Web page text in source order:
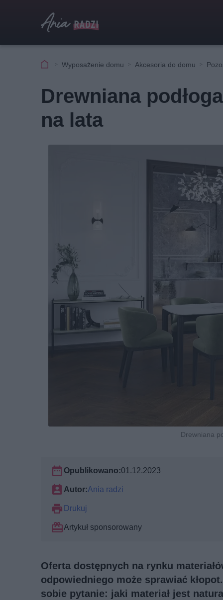
Wyposażenie domu Akcesoria do domu
Drewniana
na lata
Drewniana
Opublikowano:01.12.2023
Autor:Ania radzi
Drukuj
Artykuł sponsorowany
Oferta dostępnych na rynku
odpowiedniego może sprawiać
sobie pytanie: jaki materiał jest